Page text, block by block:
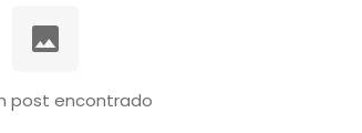
post encontrado